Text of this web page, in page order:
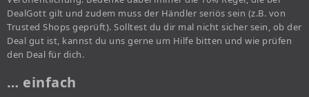
DealGott gilt und zudem muss der Händler seriös sein (z.B. von
Trusted Shops geprüft). Solltest du dir mal nicht sicher sein, ob der
Deal gut ist, kannst du uns gerne um Hilfe bitten und wie prüfen
den Deal für dich.
… einfach